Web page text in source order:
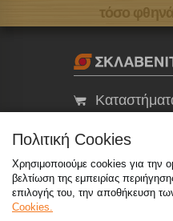
τόσο
eMarket
800 117 7777 (μόνο
Πολιτική Cookies
Χρησιμοποιούμε cookies για την
βελτίωση της εμπειρίας
επιλογής του, την αποθήκευση
Cookies.